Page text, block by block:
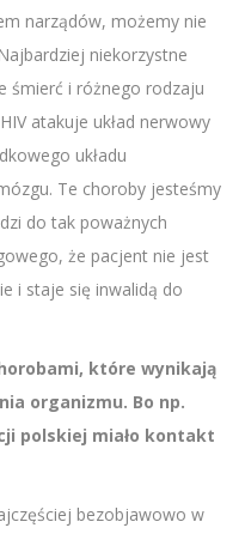
narządów, możemy nie
niekorzystne
śmierć i różnego rodzaju
atakuje układ nerwowy
układu
Te choroby jesteśmy
do tak poważnych
że pacjent nie jest
i staje się inwalidą do
które wynikają
organizmu. Bo np.
polskiej miało kontakt
bezobjawowo w